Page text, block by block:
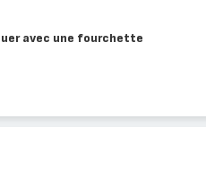
avec une fourchette